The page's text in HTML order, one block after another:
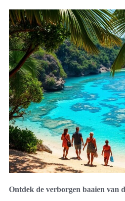
Ontdek de verborgen baaien van